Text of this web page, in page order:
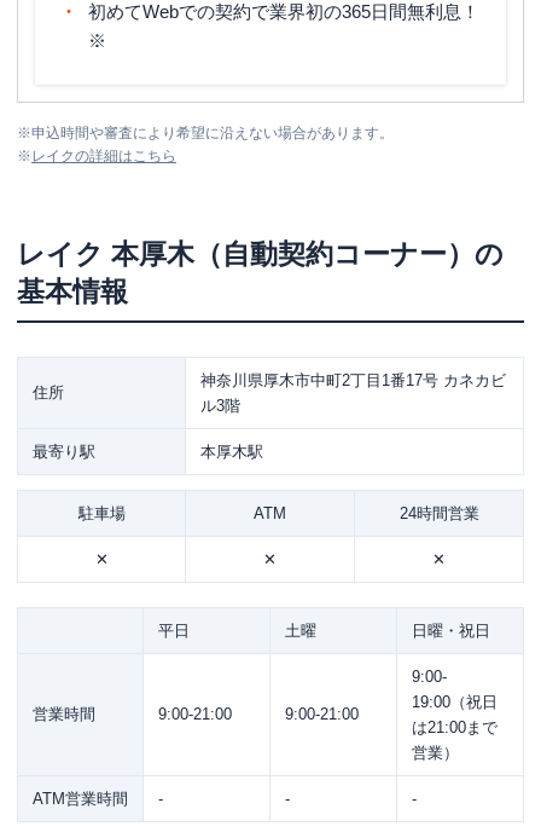
初めてWebでの契約で業界初の365日間無利息！
※
※申込時間や審査により希望に沿えない場合があります。
※ レイクの詳細はこちら
レイク 本厚木（自動契約コーナー） の
基本情報
住所
神奈川県厚木市中町2丁目1番17号 カネカビ
ル3階
最寄り駅 本厚木駅
駐車場 ATM 24時間営業
✕ ✕ ✕
平日 土曜 日曜・祝日
営業時間 9:00-21:00 9:00-21:00
9:00-
19:00（祝日
は21:00まで
営業）
ATM営業時間 - - -